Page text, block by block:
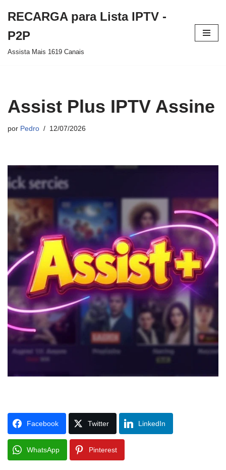
para
o
RECARGA para Lista IPTV -
P2P
Assista Mais 1619 Canais
Assist Plus IPTV Assine
por Pedro 12/07/2026
Facebook Twitter LinkedIn
WhatsApp Pinterest